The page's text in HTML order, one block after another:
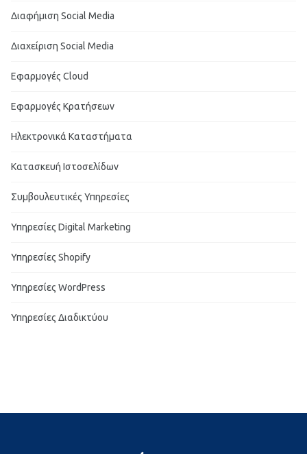
Διαφήμιση Social Media
Διαχείριση Social Media
Εφαρμογές Cloud
Εφαρμογές Κρατήσεων
Ηλεκτρονικά Καταστήματα
Κατασκευή Ιστοσελίδων
Συμβουλευτικές Υπηρεσίες
Υπηρεσίες Digital Marketing
Υπηρεσίες Shopify
Υπηρεσίες WordPress
Υπηρεσίες Διαδικτύου